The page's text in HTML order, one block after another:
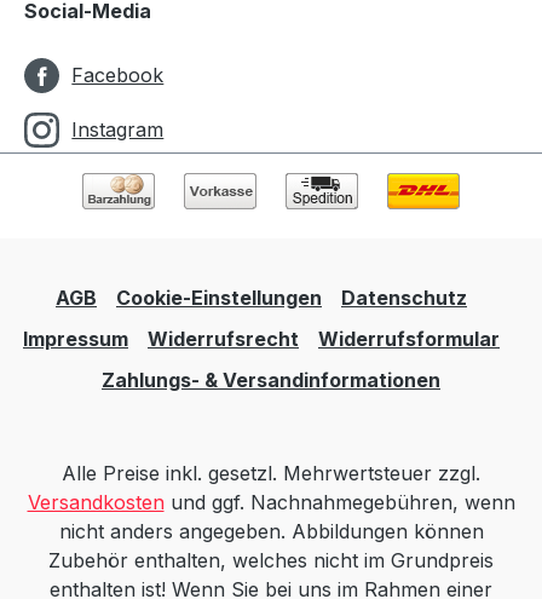
Social-Media
Facebook
Instagram
AGB Cookie-Einstellungen
Datenschutz
Impressum
Widerrufsrecht
Widerrufsformular
Zahlungs- & Versandinformationen
Alle Preise inkl. gesetzl. Mehrwertsteuer zzgl.
Versandkostenund ggf. Nachnahmegebühren, wenn
nicht anders angegeben. Abbildungen können
Zubehör enthalten, welches nicht im Grundpreis
enthalten ist! Wenn Sie bei uns im Rahmen einer